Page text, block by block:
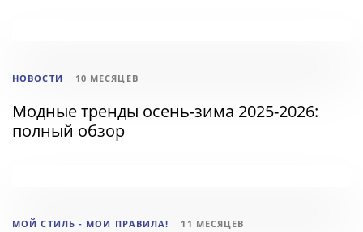
НОВОСТИ 10 МЕСЯЦЕВ
Модные тренды осень-зима 2025-2026:
полный обзор
МОЙ СТИЛЬ - МОИ ПРАВИЛА! 11 МЕСЯЦЕВ